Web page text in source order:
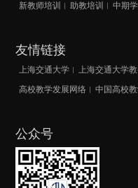
新教师培训 助教培训 中期
友情链接
上海交通大学 上海交通大学
高校教学发展网络
中国高校
公众号